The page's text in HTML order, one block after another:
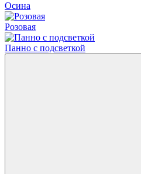
Осина
Розовая
Панно с подсветкой